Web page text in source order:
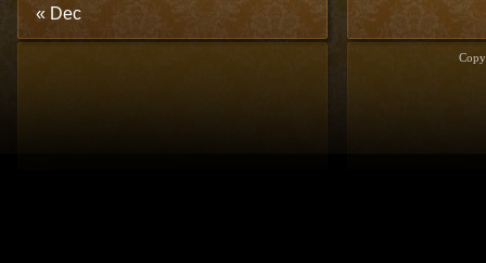
« Dec